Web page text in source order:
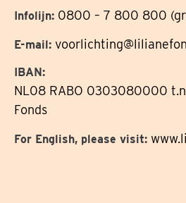
Infolijn: 0800 – 7 800 800
E-mail:
IBAN:
NL08 RABO 0303080000
Fonds
For English, please visit: